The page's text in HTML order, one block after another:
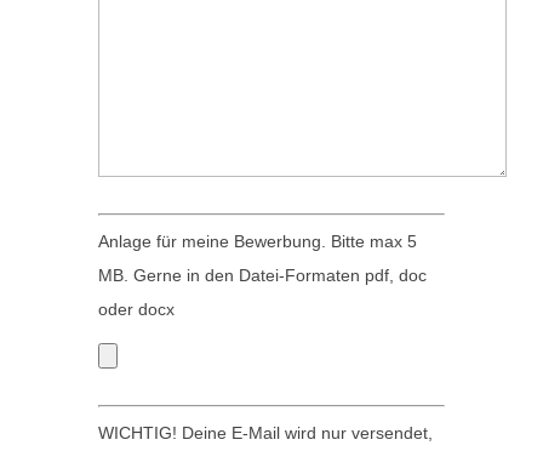
l
e
.
F
e
l
l
e
e
Anlage für meine Bewerbung. Bitte max 5
MB. Gerne in den Datei-Formaten pdf, doc
oder docx
WICHTIG! Deine E-Mail wird nur versendet,